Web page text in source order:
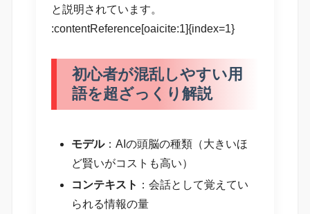
と説明されています。
:contentReference[oaicite:1]{index=1}
初心者が混乱しやすい用
語を超ざっくり解説
モデル：AIの頭脳の種類（大きいほ
ど賢いがコストも高い）
コンテキスト ：会話として覚えてい
られる情報の量